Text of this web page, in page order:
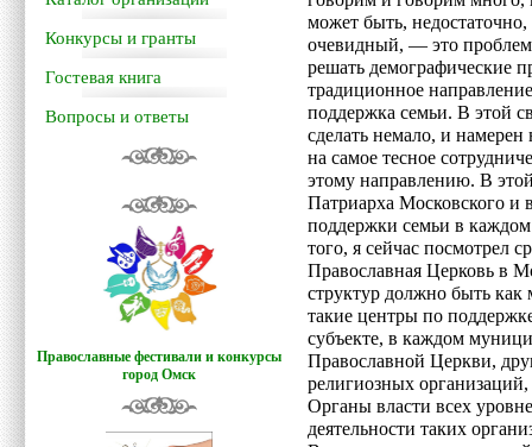
Конкурсы и гранты
Гостевая книга
Вопросы и ответы
Православные фестивали и конкурсы
город Омск
может быть,
очевидный, — это
решать демографические
традиционное
поддержка семьи. В этой
сделать немало, и намерен
на самое тесное
этому направлению. В
Патриарха Московского и
поддержки семьи в
того, я сейчас посмотрел
Православная Церковь в
структур должно быть
такие центры по
субъекте, в каждом
Православной Церкви,
религиозных
Органы власти всех
деятельности таких